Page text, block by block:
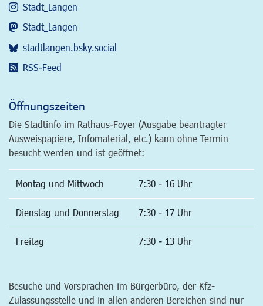
Stadt_Langen
Stadt_Langen
stadtlangen.bsky.social
RSS-Feed
Öffnungszeiten
Die Stadtinfo im Rathaus-Foyer (Ausgabe beantragter
Ausweispapiere, Infomaterial, etc.) kann ohne Termin
besucht werden und ist geöffnet:
Montag und Mittwoch 7:30 - 16 Uhr
Dienstag und Donnerstag 7:30 - 17 Uhr
Freitag 7:30 - 13 Uhr
Besuche und Vorsprachen im Bürgerbüro, der Kfz-
Zulassungsstelle und in allen anderen Bereichen sind nur